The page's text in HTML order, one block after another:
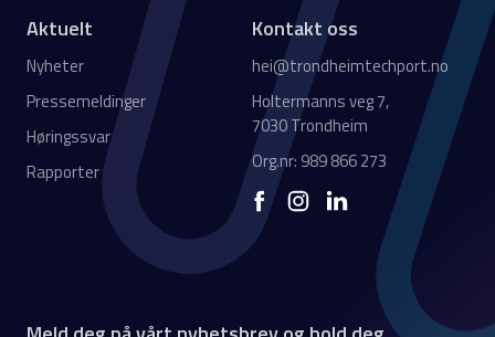
Aktuelt
Nyheter
Pressemeldinger
Høringssvar
Rapporter
Kontakt oss
hei@trondheimtechport.no
Holtermanns veg 7,
7030 Trondheim
Org.nr: 989 866 273